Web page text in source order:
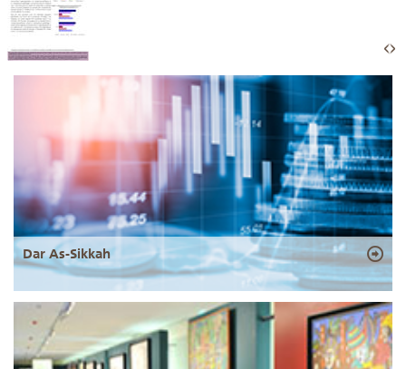
Dar As-Sikkah